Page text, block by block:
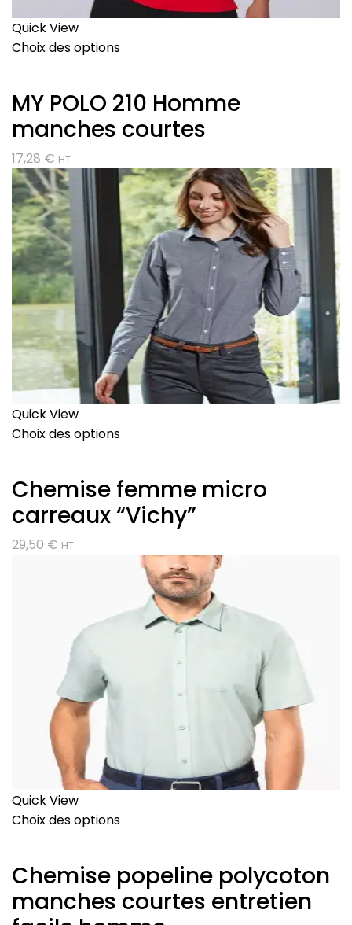
Quick View
Choix des options
MY POLO 210 Homme
manches courtes
17,28 € HT
Quick View
Choix des options
Chemise femme micro
carreaux “Vichy”
29,50 € HT
Quick View
Choix des options
Chemise popeline polycoton
manches courtes entretien